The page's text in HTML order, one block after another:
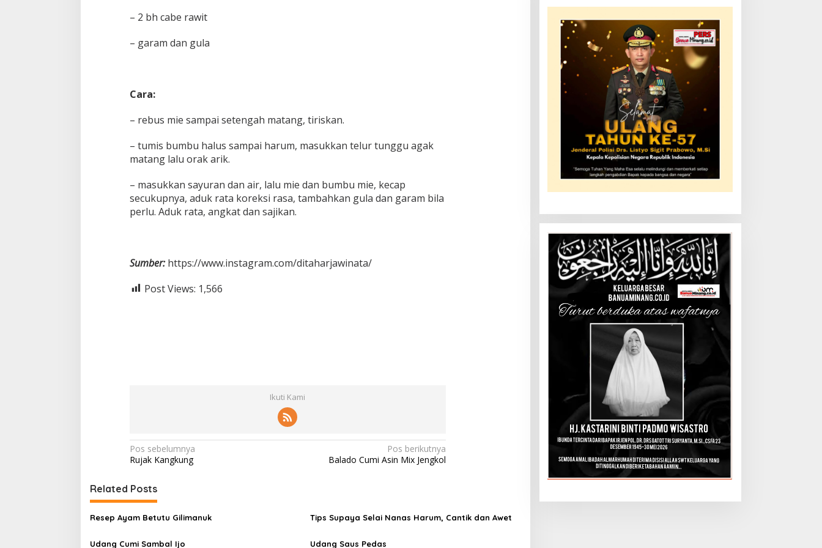
– 2 bh cabe rawit
– garam dan gula
Cara:
– rebus mie sampai setengah matang, tiriskan.
– tumis bumbu halus sampai harum, masukkan telur tunggu agak
matang lalu orak arik.
– masukkan sayuran dan air, lalu mie dan bumbu mie, kecap
secukupnya, aduk rata koreksi rasa, tambahkan gula dan garam bila
perlu. Aduk rata, angkat dan sajikan.
Sumber:https://www.instagram.com/ditaharjawinata/
Post Views: 1,566
Ikuti Kami
N
a
v
i
g
a
Pos sebelumnya
Rujak Kangkung
Pos berikutnya
Balado Cumi Asin Mix Jengkol
Related Posts
Resep Ayam Betutu Gilimanuk Tips Supaya Selai Nanas Harum, Cantik dan Awet
Udang Cumi Sambal Ijo Udang Saus Pedas